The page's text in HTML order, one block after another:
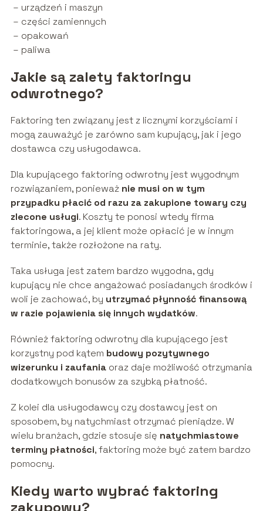
– urządzeń i maszyn
– części zamiennych
– opakowań
– paliwa
Jakie są zalety faktoringu
odwrotnego?
Faktoring ten związany jest z licznymi korzyściami i
mogą zauważyć je zarówno sam kupujący, jak i jego
dostawca czy usługodawca.
Dla kupującego faktoring odwrotny jest wygodnym
rozwiązaniem, ponieważ nie musi on w tym
przypadku płacić od razu za zakupione towary czy
zlecone usługi. Koszty te ponosi wtedy firma
faktoringowa, a jej klient może opłacić je w innym
terminie, także rozłożone na raty.
Taka usługa jest zatem bardzo wygodna, gdy
kupujący nie chce angażować posiadanych środków i
woli je zachować, by utrzymać płynność finansową
w razie pojawienia się innych wydatków.
Również faktoring odwrotny dla kupującego jest
korzystny pod kątem budowy pozytywnego
wizerunku i zaufaniaoraz daje możliwość otrzymania
dodatkowych bonusów za szybką płatność.
Z kolei dla usługodawcy czy dostawcy jest on
sposobem, by natychmiast otrzymać pieniądze. W
wielu branżach, gdzie stosuje się natychmiastowe
terminy płatności, faktoring może być zatem bardzo
pomocny.
Kiedy warto wybrać faktoring
zakupowy?